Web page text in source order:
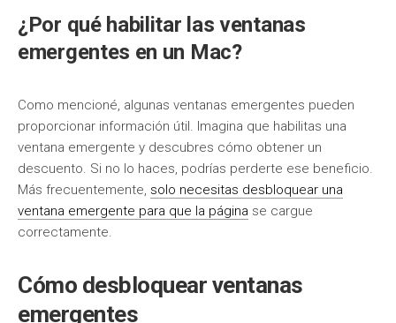
¿Por qué habilitar las ventanas
emergentes en un Mac?
Como mencioné, algunas ventanas emergentes pueden
proporcionar información útil. Imagina que habilitas una
ventana emergente y descubres cómo obtener un
descuento. Si no lo haces, podrías perderte ese beneficio.
Más frecuentemente, solo necesitas desbloquear una
ventana emergente para que la página se cargue
correctamente.
Cómo desbloquear ventanas
emergentes